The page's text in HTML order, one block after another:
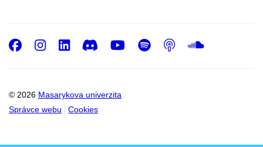
© 2026 Masarykova univerzita
Správce webu
Cookies
Facebook
Instagram
LinkedIn
DiscordYoutube
Spotify
Podcast